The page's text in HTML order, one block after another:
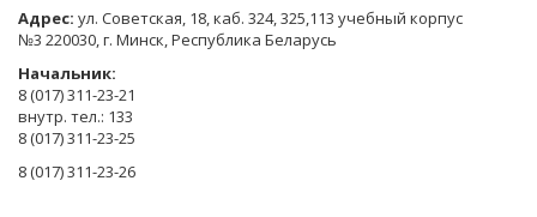
Адрес: ул. Советская, 18, каб. 324, 325,113 учебный корпус
№3 220030, г. Минск, Республика Беларусь
Начальник:
8 (017) 311-23-21
внутр. тел.: 133
8 (017) 311-23-25
8 (017) 311-23-26